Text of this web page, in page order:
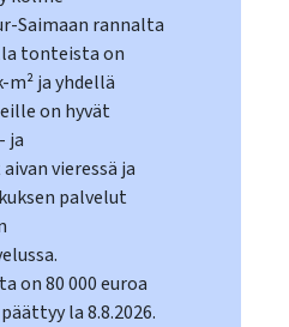
Saimaan rannalta
tonteista on
m² ja yhdellä
on hyvät
ja
vieressä ja
palvelut
on 80 000 euroa
la 8.8.2026.